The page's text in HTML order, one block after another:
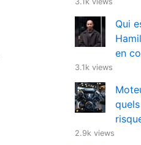
Qui
en
3.1k views
2.9k views